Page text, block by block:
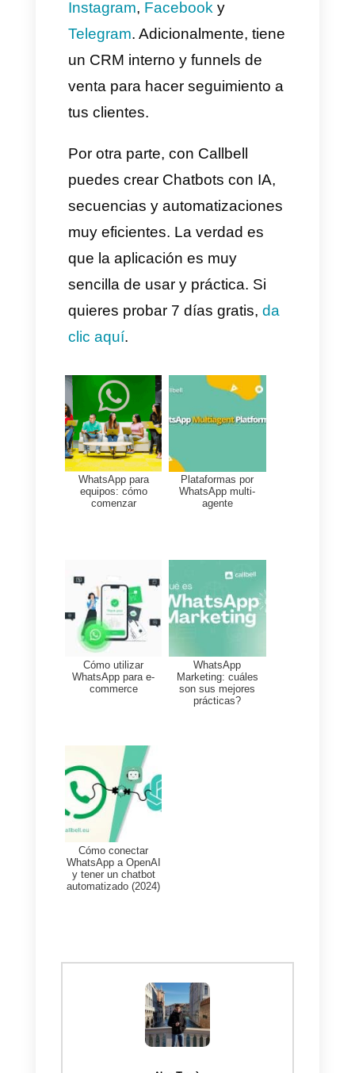
omnicanal.
Eres una empresa pequeña
con presupuesto limitado.
Necesitas personalización
avanzada en automatización.
Quieres evitar riesgos con la
política de WhatsApp.
Si tu negocio depende de
WhatsApp únicamente,
entonces Timelines.ai te
negocio, sin embargo, si
buscas una gestión completa,
con varias apps de mensajería
y una gestión con reportes
detallados, entonces esta
embargo, si por el contrato, no
tienes presupuesto tienes una
empresa pequeña y tu
comunicación es exclusiva por
varias apps de mensajería,
opción ideal.
¿La mejor alternativa a